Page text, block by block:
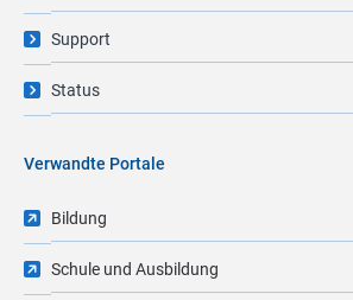
Support
Status
Verwandte Portale
Bildung
Schule und Ausbildung